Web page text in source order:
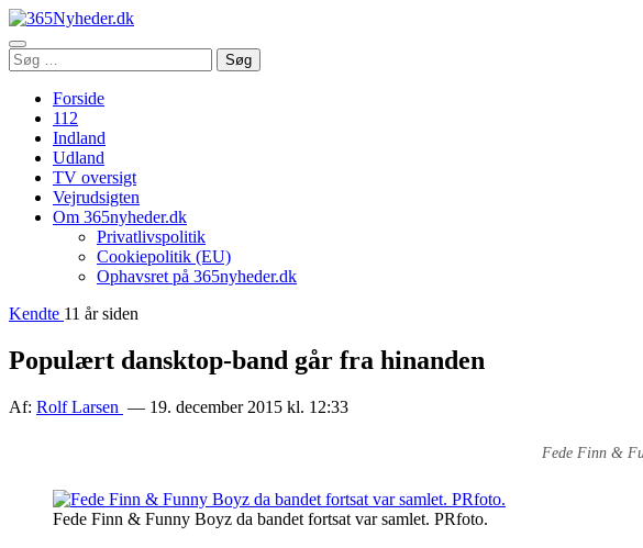
Åbn
menu
Søg
efter:
Søg
Forside
112
Indland
Udland
TV oversigt
Vejrudsigten
Om 365nyheder.dk
Privatlivspolitik
Cookiepolitik (EU)
Ophavsret på 365nyheder.dk
Kendte 11 år siden
Populært dansktop-band går fra hinanden
Af: Rolf Larsen — 19. december 2015 kl. 12:33
Fede Finn &
Fede Finn & Funny Boyz da bandet fortsat var samlet. PRfoto.